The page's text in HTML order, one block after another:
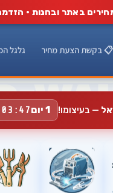
באתר ובחנות ·
📋 בקשת הצעת מחיר גלגל
— בעיצומו! 1 יום